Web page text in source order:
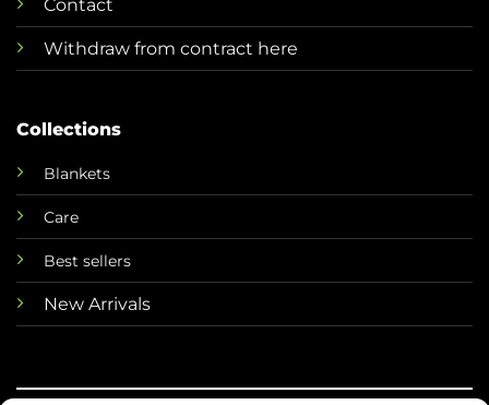
Contact
Withdraw from contract here
Collections
Blankets
Care
Best sellers
New Arrivals